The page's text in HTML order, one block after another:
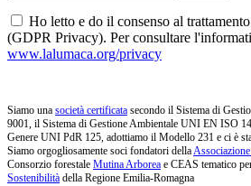
Ho letto e do il consenso al
(GDPR Privacy). Per consultare
www.lalumaca.org/privacy
Siamo una società certificata secondo il Sistema di
9001, il Sistema di Gestione Ambientale UNI EN ISO
Genere UNI PdR 125, adottiamo il Modello 231 e ci è
Siamo orgogliosamente soci fondatori della
Consorzio forestale Mutina Arborea e CEAS tematico
Sostenibilità della Regione Emilia-Romagna